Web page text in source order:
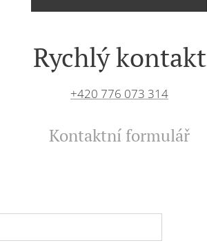
Rychlý kontakt
+420 776 073 314
Kontaktní formulář